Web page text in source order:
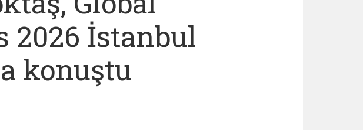
2026 İstanbul
konuştu